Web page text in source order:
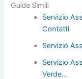
c
b
o
itt
er
er
e
st
Guide Simili
Servizio
Contatti
Servizio
Servizio
Verde…